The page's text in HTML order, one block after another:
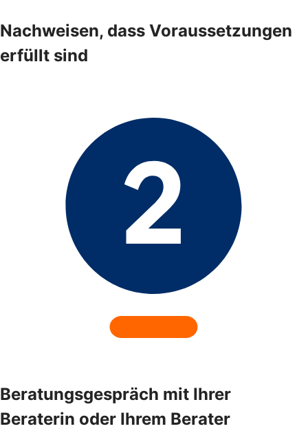
Nachweisen, dass Voraussetzungen
erfüllt sind
Beratungsgespräch mit Ihrer
Beraterin oder Ihrem Berater